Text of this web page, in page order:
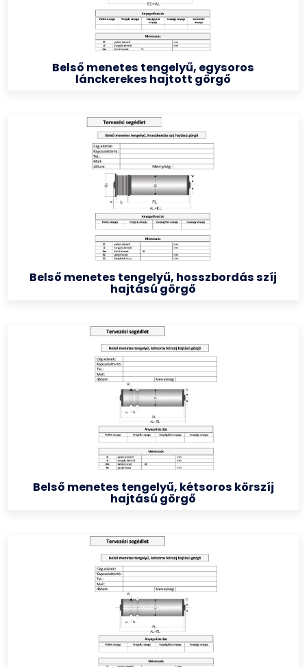
Belső menetes tengelyű, egysoros
lánckerekes hajtott görgő
Belső menetes tengelyű, hosszbordás szíj
hajtású görgő
Belső menetes tengelyű, kétsoros körszíj
hajtású görgő